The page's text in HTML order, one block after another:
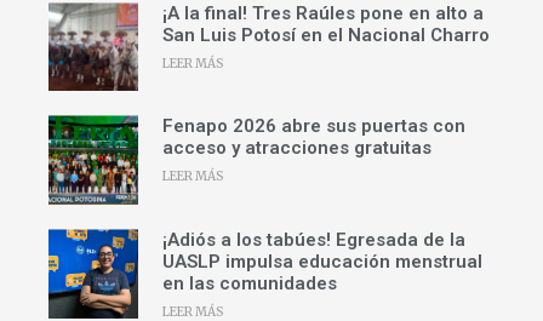
¡A la final! Tres Raúles pone en alto a
San Luis Potosí en el Nacional Charro
LEER MÁS
Fenapo 2026 abre sus puertas con
acceso y atracciones gratuitas
LEER MÁS
¡Adiós a los tabúes! Egresada de la
UASLP impulsa educación menstrual
en las comunidades
LEER MÁS